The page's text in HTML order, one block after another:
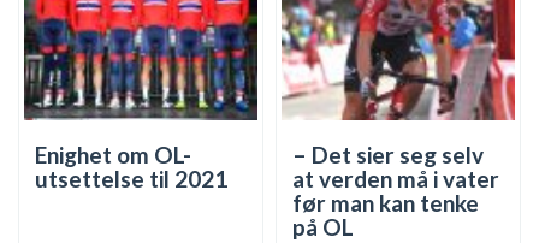
Enighet om OL-
utsettelse til 2021
– Det sier seg selv
at verden må i vater
før man kan tenke
på OL